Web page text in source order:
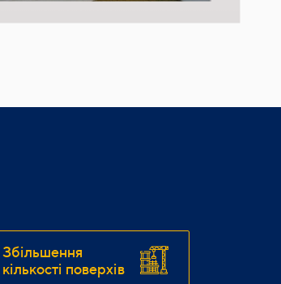
Збільшення
кількості поверхів